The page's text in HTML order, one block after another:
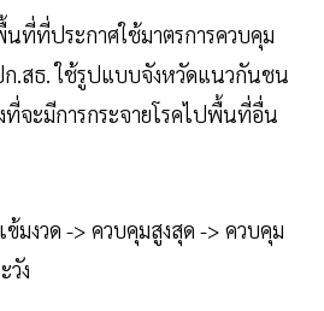
ที่ที่ประกาศใช้มาตรการควบคุม
.สธ. ใช้รูปแบบจังหวัดแนวกันชน
ที่จะมีการกระจายโรคไปพื้นที่อื่น
มงวด -> ควบคุมสูงสุด -> ควบคุม
วัง